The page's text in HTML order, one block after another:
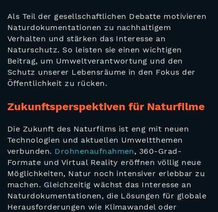
Als Teil der gesellschaftlichen Debatte motivieren
Naturdokumentationen zu nachhaltigem
Verhalten und stärken das Interesse an
Naturschutz. So leisten sie einen wichtigen
Beitrag, um Umweltverantwortung und den
Schutz unserer Lebensräume in den Fokus der
Öffentlichkeit zu rücken.
Zukunftsperspektiven für Naturfilme
Die Zukunft des Naturfilms ist eng mit neuen
Technologien und aktuellen Umweltthemen
verbunden. Drohnenaufnahmen, 360-Grad-
Formate und Virtual Reality eröffnen völlig neue
Möglichkeiten, Natur noch intensiver erlebbar zu
machen. Gleichzeitig wächst das Interesse an
Naturdokumentationen, die Lösungen für globale
Herausforderungen wie Klimawandel oder